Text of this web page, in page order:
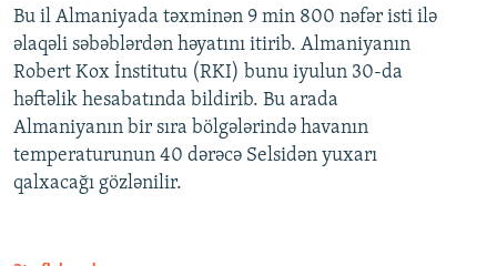
Bu il Almaniyada təxminən 9 min 800 nəfər isti ilə
əlaqəli səbəblərdən həyatını itirib. Almaniyanın
Robert Kox İnstitutu (RKI) bunu iyulun 30-da
həftəlik hesabatında bildirib. Bu arada
Almaniyanın bir sıra bölgələrində havanın
temperaturunun 40 dərəcə Selsidən yuxarı
qalxacağı gözlənilir.